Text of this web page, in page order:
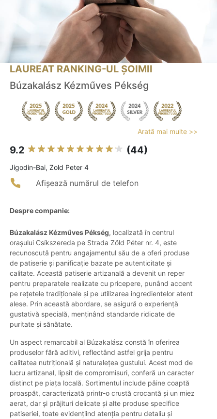
LAUREAT RANKING-UL ȘOIMII
Búzakalász Kézműves Pékség
Arată mai multe >>
9.2 (44)
Jigodin-Bai, Zold Peter 4
Afișează numărul de telefon
Despre companie:
Búzakalász Kézműves Pékség, localizată în centrul
orașului Csíkszereda pe Strada Zöld Péter nr. 4, este
recunoscută pentru angajamentul său de a oferi produse
de patiserie și panificație bazate pe autenticitate și
calitate. Această patiserie artizanală a devenit un reper
pentru preparatele realizate cu pricepere, punând accent
pe rețetele tradiționale și pe utilizarea ingredientelor atent
alese. Prin această abordare, se asigură o experiență
gustativă specială, menținând standarde ridicate de
puritate și sănătate.
Un aspect remarcabil al Búzakalász constă în oferirea
produselor fără aditivi, reflectând astfel grija pentru
calitatea nutrițională și naturalețea gustului. Acest mod de
lucru artizanal, lipsit de compromisuri, conferă un caracter
distinct pe piața locală. Sortimentul include pâine coaptă
proaspăt, caracterizată printr-o crustă crocantă și un miez
aerat, dar și prăjituri delicate și alte produse specifice
patiseriei, toate evidențiind atenția pentru detaliu și